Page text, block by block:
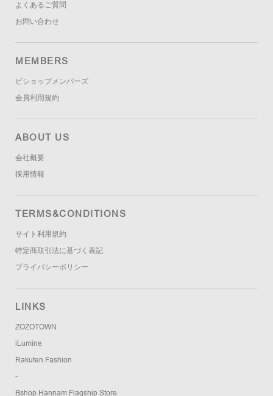
よくあるご質問
お問い合わせ
MEMBERS
ビショップメンバーズ
会員利用規約
ABOUT US
会社概要
採用情報
TERMS&CONDITIONS
サイト利用規約
特定商取引法に基づく表記
プライバシーポリシー
LINKS
ZOZOTOWN
iLumine
Rakuten Fashion
-
Bshop Hannam Flagship Store